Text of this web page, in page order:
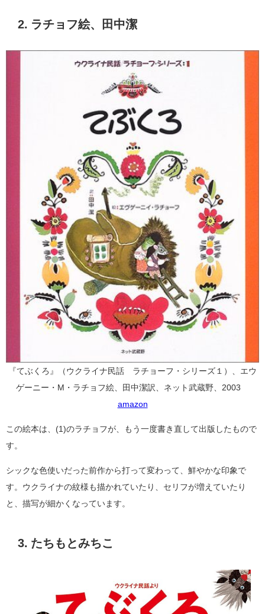
2. ラチョフ絵、田中潔
『てぶくろ』（ウクライナ民話 ラチョーフ・シリーズ１）、エウ
ゲーニー・M・ラチョフ絵、田中潔訳、ネット武蔵野、2003
amazon
この絵本は、(1)のラチョフが、もう一度書き直して出版したもので
す。
シックな色使いだった前作から打って変わって、鮮やかな印象で
す。ウクライナの紋様も描かれていたり、セリフが増えていたり
と、描写が細かくなっています。
3. たちもとみちこ